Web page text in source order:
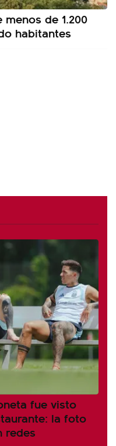
de 1.200
habitantes
fue visto
la foto
redes